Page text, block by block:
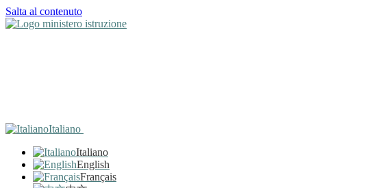
Salta al contenuto
Italiano
Italiano
English
Français